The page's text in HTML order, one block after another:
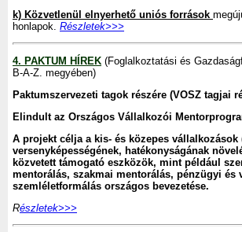
k) Közvetlenül elnyerhető uniós források
honlapok. Részletek>>>
4. PAKTUM HÍREK (Foglalkoztatási és
B-A-Z. megyében)
Paktumszervezeti tagok részére (VOSZ tagjai
Elindult az Országos Vállalkozói
A projekt célja a kis- és közepes vállalkozások
versenyképességének, hatékonyságának
közvetett támogató eszközök, mint például
mentorálás, szakmai mentorálás, pénzügyi és
szemléletformálás országos bevezetése.
Részletek>>>